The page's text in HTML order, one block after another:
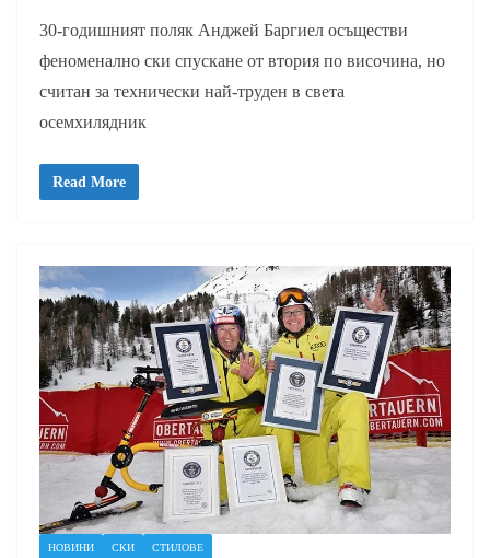
30-годишният поляк Анджей Баргиел осъществи
феноменално ски спускане от втория по височина, но
считан за технически най-труден в света
осемхилядник
Read More
НОВИНИ СКИ СТИЛОВЕ